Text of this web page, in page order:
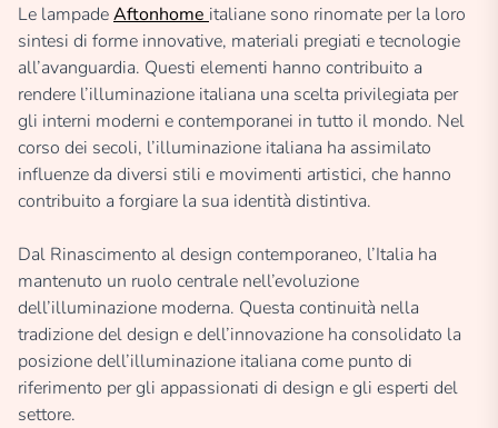
Le lampadeAftonhome italiane sono rinomate per la loro
sintesi di forme innovative, materiali pregiati e tecnologie
all’avanguardia. Questi elementi hanno contribuito a
rendere l’illuminazione italiana una scelta privilegiata per
gli interni moderni e contemporanei in tutto il mondo. Nel
corso dei secoli, l’illuminazione italiana ha assimilato
influenze da diversi stili e movimenti artistici, che hanno
contribuito a forgiare la sua identità distintiva.
Dal Rinascimento al design contemporaneo, l’Italia ha
mantenuto un ruolo centrale nell’evoluzione
dell’illuminazione moderna. Questa continuità nella
tradizione del design e dell’innovazione ha consolidato la
posizione dell’illuminazione italiana come punto di
riferimento per gli appassionati di design e gli esperti del
settore.